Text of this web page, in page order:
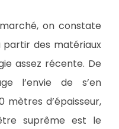
on constate
des matériaux
assez récente. De
l’envie de s’en
mètres d’épaisseur,
suprême est le